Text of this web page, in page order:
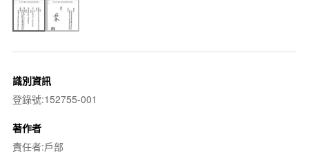
識別資訊
登錄號:152755-001
著作者
責任者:戶部